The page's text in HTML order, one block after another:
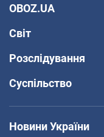
OBOZ.UA
Світ
Розслідування
Суспільство
Новини України